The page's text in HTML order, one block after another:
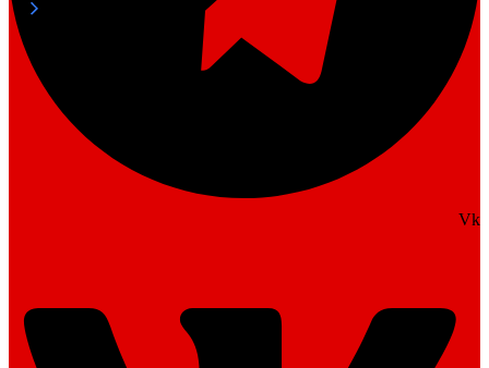
Vk